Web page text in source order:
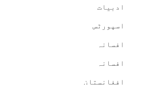
ادبیات
اسپورٹس
افسانہ
افسانہ
افغانستان